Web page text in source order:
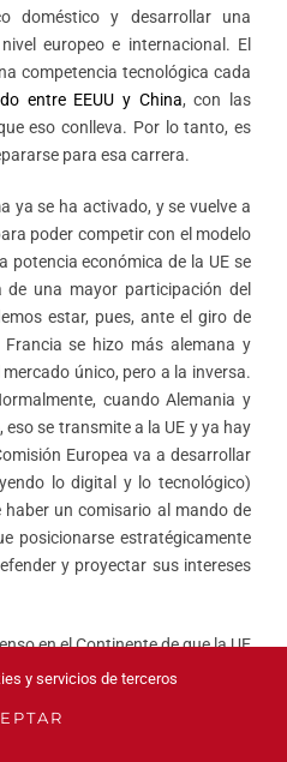
doméstico y desarrollar una
europeo e internacional. El
competencia tecnológica cada
entre EEUU y China, con las
eso conlleva. Por lo tanto, es
para esa carrera.
ya se ha activado, y se vuelve a
poder competir con el modelo
potencia económica de la UE se
una mayor participación del
estar, pues, ante el giro de
se hizo más alemana y
único, pero a la inversa.
cuando Alemania y
se transmite a la UE y ya hay
Europea va a desarrollar
lo digital y lo tecnológico)
haber un comisario al mando de
posicionarse estratégicamente
y proyectar sus intereses
en el Continente de que la UE
estratégica y para eso
propias plataformas digitales e
y servicios de terceros